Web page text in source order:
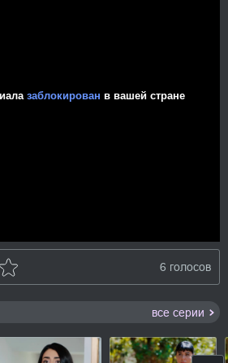
6 голосов
все серии